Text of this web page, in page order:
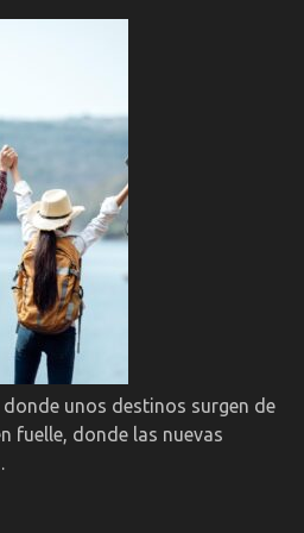
unos destinos surgen de
fuelle, donde las nuevas